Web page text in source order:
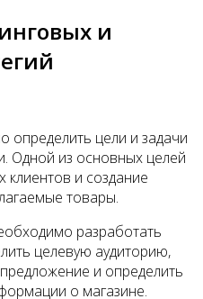
и
определить цели и задачи
Одной из основных целей
клиентов и создание
товары.
разработать
целевую аудиторию,
и определить
о магазине.